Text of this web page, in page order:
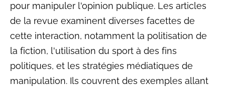
pour manipuler l'opinion publique. Les articles
de la revue examinent diverses facettes de
cette interaction, notamment la politisation de
la fiction, l'utilisation du sport à des fins
politiques, et les stratégies médiatiques de
manipulation. Ils couvrent des exemples allant